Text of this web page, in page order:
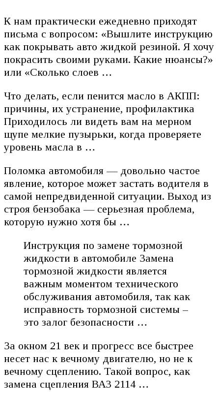
К нам практически ежедневно приходят
письма с вопросом: «Вышлите инструкцию
как покрывать авто жидкой резиной. Я хочу
покрасить своими руками. Какие нюансы?»
или «Сколько слоев …
Что делать, если пенится масло в АКПП:
причины, их устранение, профилактика
Приходилось ли видеть вам на мерном
щупе мелкие пузырьки, когда проверяете
уровень масла в …
Поломка автомобиля — довольно частое
явление, которое может застать водителя в
самой непредвиденной ситуации. Выход из
строя бензобака — серьезная проблема,
которую нужно хотя бы …
Инструкция по замене тормозной
жидкости в автомобиле Замена
тормозной жидкости является
важным моментом технического
обслуживания автомобиля, так как
исправность тормозной системы –
это залог безопасности …
За окном 21 век и прогресс все быстрее
несет нас к вечному двигателю, но не к
вечному сцеплению. Такой вопрос, как
замена сцепления ВАЗ 2114 …